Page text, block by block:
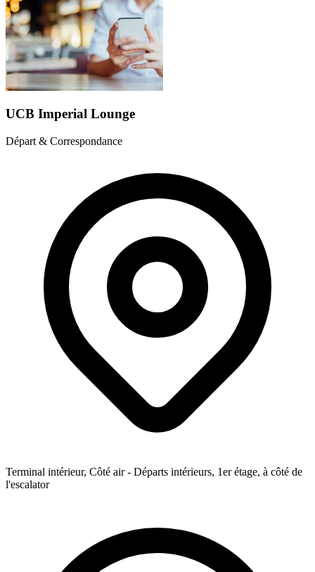
UCB Imperial Lounge
Départ & Correspondance
Terminal intérieur, Côté air - Départs intérieurs, 1er étage, à côté de
l'escalator